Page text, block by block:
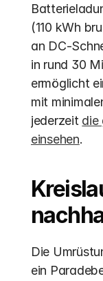
(110 kWh
an DC-
in rund 30
ermöglicht
mit
jederzeit die
einsehen.
Die
ein